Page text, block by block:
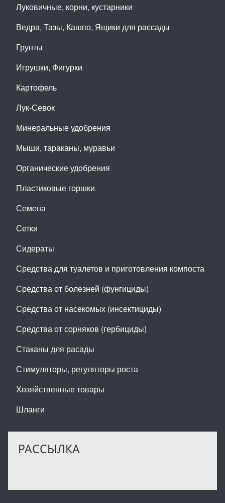
Луковичные, корни, кустарники
Ведра, Тазы, Кашпо, Ящики для рассады
Грунты
Игрушки, Фигурки
Картофель
Лук-Севок
Минеральные удобрения
Мыши, тараканы, муравьи
Органические удобрения
Пластиковые горшки
Семена
Сетки
Сидераты
Средства для туалетов и приготовления компоста
Средства от болезней (фунгициды)
Средства от насекомых (инсектициды)
Средства от сорняков (гербициды)
Стаканы для расады
Стимуляторы, регуляторы роста
Хозяйственные товары
Шланги
РАССЫЛКА